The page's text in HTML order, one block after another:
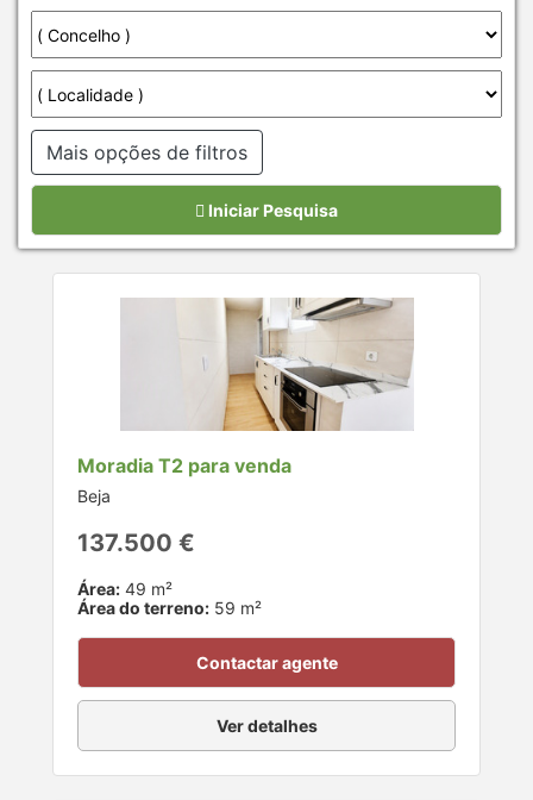
Mais opções de filtros
Iniciar Pesquisa
Moradia T2 para venda
Beja
137.500 €
Área: 49 m²
Área do terreno: 59 m²
Contactar agente
Ver detalhes